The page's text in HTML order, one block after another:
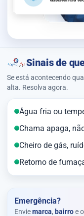
Sinais de
Se está acontecendo
alta. Resolva agora.
Água fria ou
Chama apaga,
Cheiro de gás,
Retorno de
Emergência?
Enviemarca, bairroe